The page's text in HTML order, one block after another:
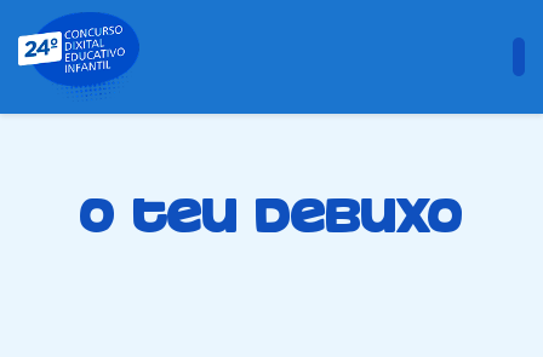
O teu debuxo